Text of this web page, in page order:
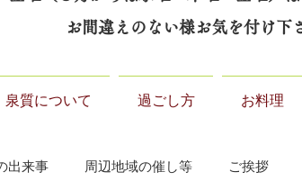
お間違えのない様お気を付け下
泉質について 過ごし方 お料理
出来事 周辺地域の催し等 ご挨拶